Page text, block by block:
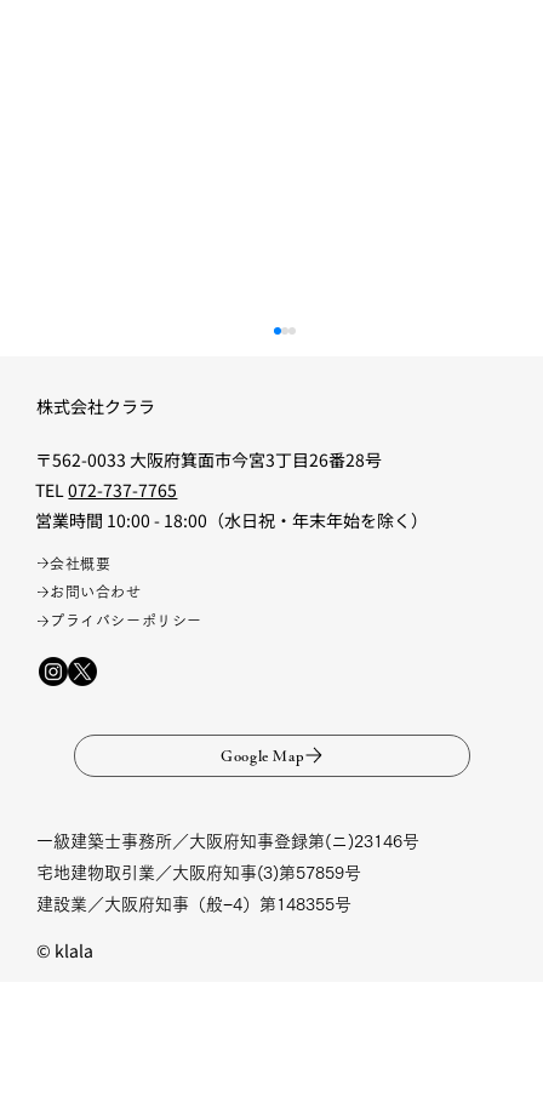
建物を救う仕事
株式会社クララ
〒562-0033 大阪府箕面市今宮3丁目26番28号
TEL072-737-7765
​営業時間 10:00 - 18:00（水日祝・年末年始を除く）
会社概要
お問い合わせ
プライバシーポリシー
Google Map
一級建築士事務所／大阪府知事登録第(ニ)23146号
宅地建物取引業／大阪府知事(3)第57859号
建設業／大阪府知事（般−4）第148355号
© klala